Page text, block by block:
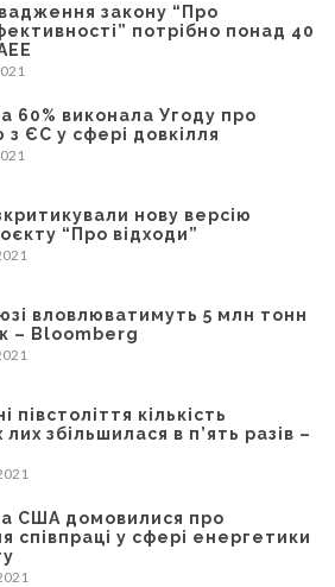
закону “Про
потрібно понад 40
60% виконала Угоду про
з ЄС у сфері довкілля
нову версію
“Про відходи”
вловлюватимуть 5 млн тонн
– Bloomberg
півстоліття кількість
лих збільшилася в п’ять разів –
США домовилися про
співпраці у сфері енергетики